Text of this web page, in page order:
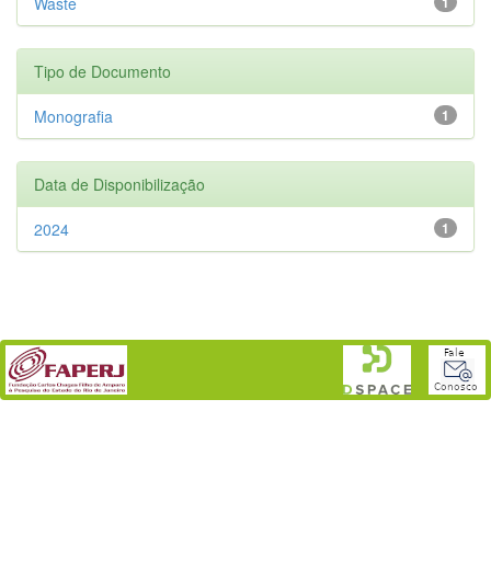
Tipo de Documento
1
Monografia
Data de Disponibilização
1
2024